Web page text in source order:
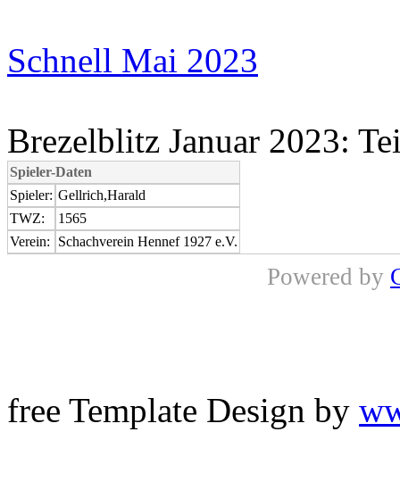
Schnell Mai 2023
Brezelblitz Januar 2023:
Spieler-Daten
Spieler: Gellrich,Harald
TWZ:
1565
Verein:
Schachverein Hennef 1927 e.V.
Powered by
free Template Design by